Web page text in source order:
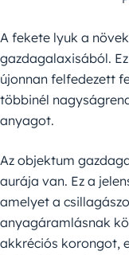
A fekete lyuk a
gazdagalaxisából.
újonnan felfedezett
többinél
anyagot.
Az objektum
aurája van. Ez a
amelyet a
anyagáramlásnak
akkréciós korongot,